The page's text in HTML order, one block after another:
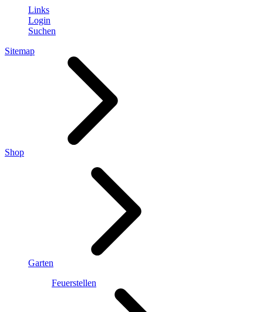
Links
Login
Suchen
Sitemap
Shop
Garten
Feuerstellen